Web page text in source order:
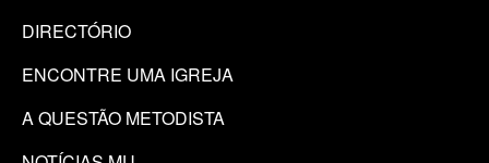
DIRECTÓRIO
ENCONTRE UMA IGREJA
A QUESTÃO METODISTA